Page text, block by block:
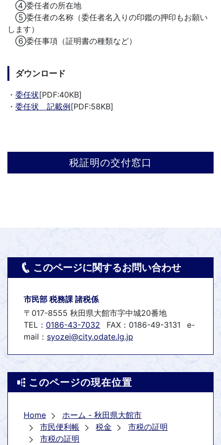
④委任者の所在地
⑤委任者の名称（委任者名入りの印鑑の押印もお願い
します）
⑥委任事項（証明書の種類など）
ダウンロード
・ 委任状[PDF:40KB]
・ 委任状 記載例[PDF:58KB]
税証明の交付窓口
このページに関するお問い合わせ
市民部 税務課 諸税係
〒017-8555 秋田県大館市字中城20番地
TEL： 0186-43-7032 FAX：0186-49-3131
e-
mail： syozei@city.odate.lg.jp
このページの現在位置
Home
ホーム - 秋田県大館市
市民便利帳
税金
市税の証明
市税の証明